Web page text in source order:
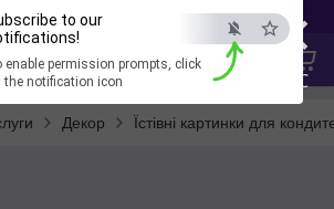
×
ESC
to our
enable permission prompts, click
the notification icon
Декор Їстівні картинки для